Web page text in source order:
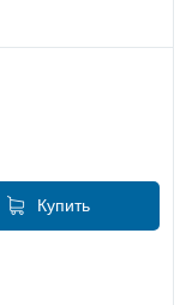
Купить